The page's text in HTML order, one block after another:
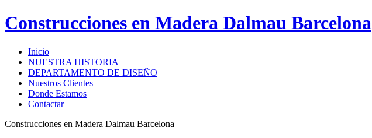
Construcciones en Madera Dalmau Barcelona
Inicio
NUESTRA HISTORIA
DEPARTAMENTO DE DISEÑO
Nuestros Clientes
Donde Estamos
Contactar
Construcciones en Madera Dalmau Barcelona